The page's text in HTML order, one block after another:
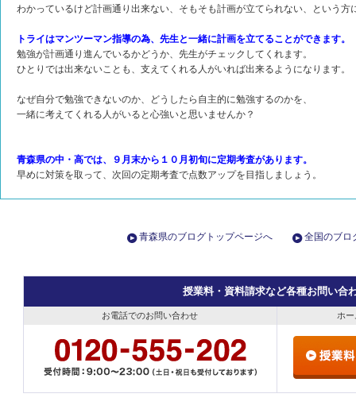
わかっているけど計画通り出来ない、そもそも計画が立てられない、という方
トライはマンツーマン指導の為、先生と一緒に計画を立てることができます。
勉強が計画通り進んでいるかどうか、先生がチェックしてくれます。
ひとりでは出来ないことも、支えてくれる人がいれば出来るようになります。
なぜ自分で勉強できないのか、どうしたら自主的に勉強するのかを、
一緒に考えてくれる人がいると心強いと思いませんか？
青森県の中・高では、９月末から１０月初旬に定期考査があります。
早めに対策を取って、次回の定期考査で点数アップを目指しましょう。
青森県のブログトップページへ 全国のブロ
授業料・資料請求など各種お問い合
お電話でのお問い合わせ ホ